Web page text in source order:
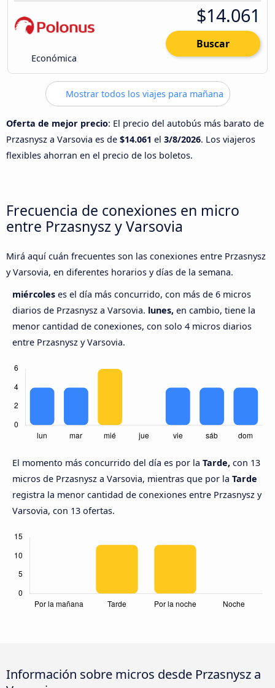
Económica
$14.061
Buscar
Mostrar todos los viajes para mañana
Oferta de mejor precio: El precio del autobús más barato de
Przasnysz a Varsovia es de $14.061 el 3/8/2026. Los viajeros
flexibles ahorran en el precio de los boletos.
Frecuencia de conexiones en micro
entre Przasnysz y Varsovia
Mirá aquí cuán frecuentes son las conexiones entre Przasnysz
y Varsovia, en diferentes horarios y días de la semana.
miércoles es el día más concurrido, con más de 6 micros
diarios de Przasnysz a Varsovia. lunes, en cambio, tiene la
menor cantidad de conexiones, con solo 4 micros diarios
entre Przasnysz y Varsovia.
El momento más concurrido del día es por la Tarde, con 13
micros de Przasnysz a Varsovia, mientras que por la Tarde
registra la menor cantidad de conexiones entre Przasnysz y
Varsovia, con 13 ofertas.
Información sobre micros desde Przasnysz a